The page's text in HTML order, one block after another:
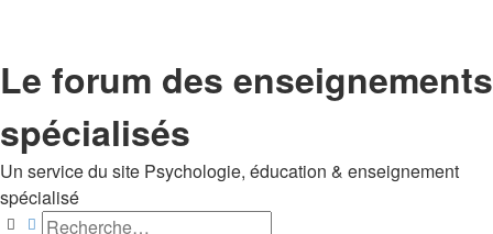
Le forum des enseignements
spécialisés
Un service du site Psychologie, éducation & enseignement
spécialisé
Rechercher
Recherche avancée